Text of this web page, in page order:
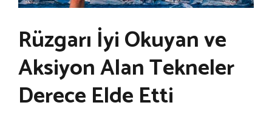
Rüzgarı İyi Okuyan ve
Aksiyon Alan Tekneler
Derece Elde Etti